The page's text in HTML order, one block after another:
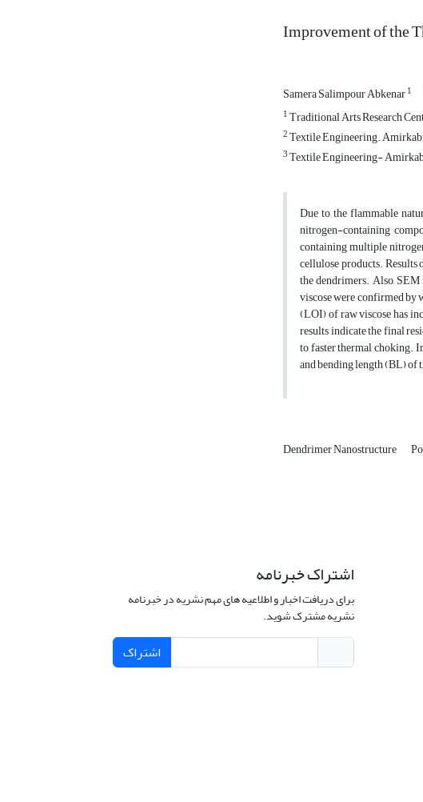
Improvement of the
Samera Salimpour Abkenar1
1Traditional Arts Research
2Textile Engineering.
3Textile Engineering-
Due to the flammable
nitrogen-containing
containing multiple
cellulose products.
the dendrimers. Also,
viscose were confirmed
(LOI) of raw viscose has
results indicate the final
to faster thermal choking.
and bending length (BL) of
Dendrimer Nanostructure
اشتراک خبرنامه
برای دریافت اخبار و اطلاعیه های مهم نشریه در خبرنامه
نشریه مشترک شوید.
اشتراک